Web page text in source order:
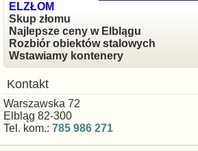
ELZŁOM
Skup złomu
Najlepsze ceny w Elblągu
Rozbiór obiektów stalowych
Wstawiamy kontenery
Kontakt
Warszawska 72
Elbląg 82-300
Tel. kom.: 785 986 271